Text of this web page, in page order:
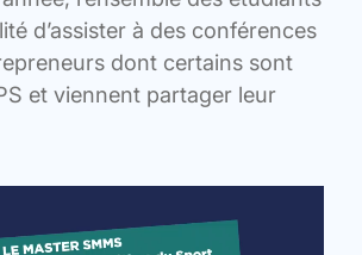
d’assister à des conférences
dont certains sont
et viennent partager leur